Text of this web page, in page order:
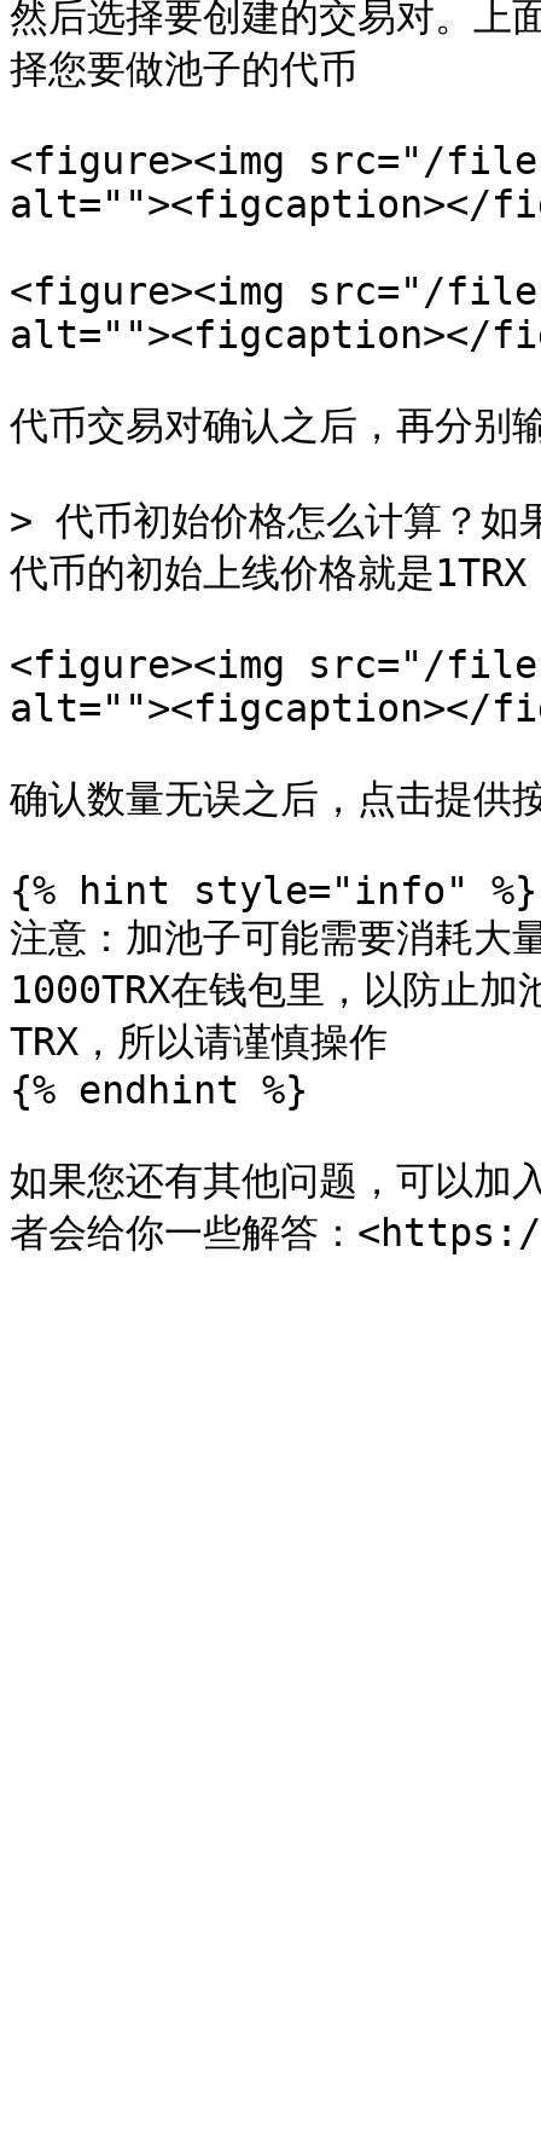
然后选择要创建的交易对。上
择您要做池子的代币
<figure><img src="/
alt=""><figcaption></
<figure><img src="/
alt=""><figcaption></
代币交易对确认之后，再分别
> 代币初始价格怎么计算？如
代币的初始上线价格就是
<figure><img src="/files/
alt=""><figcaption></
确认数量无误之后，点击提供
{% hint style="info" %}
注意：加池子可能需要消耗大
1000TRX在钱包里，以防止
TRX，所以请谨慎操作
{% endhint %}
如果您还有其他问题，可以